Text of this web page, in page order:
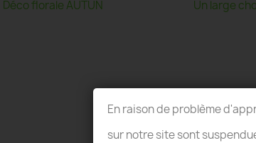
Déco florale AUTUN
Un large
En raison de problème
sur notre site sont